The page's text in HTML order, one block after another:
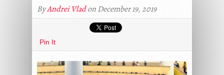
ByAndrei Vladon December 19, 2019
Pin It